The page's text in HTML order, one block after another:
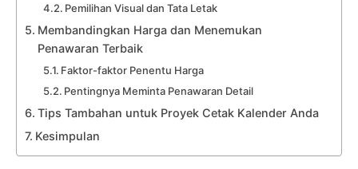
Pemilihan Visual dan Tata Letak
Membandingkan Harga dan Menemukan
Penawaran Terbaik
Faktor-faktor Penentu Harga
Pentingnya Meminta Penawaran Detail
Tips Tambahan untuk Proyek Cetak Kalender Anda
Kesimpulan